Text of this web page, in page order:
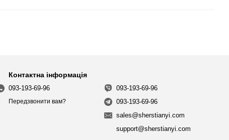
Контактна інформація
093-193-69-96
Передзвонити вам?
093-193-69-96
093-193-69-96
sales@sherstianyi.com
support@sherstianyi.com